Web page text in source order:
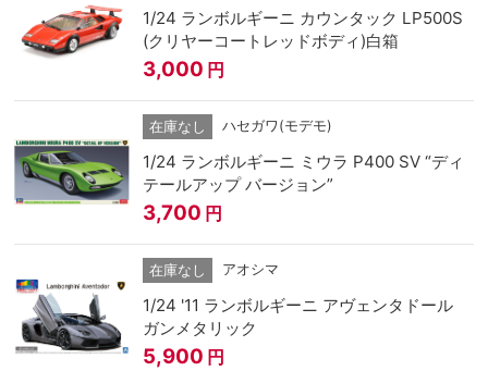
1/24 ランボルギーニ カウンタック LP500S
(クリヤーコートレッドボディ)白箱
3,000 円
在庫なし ハセガワ(モデモ)
1/24 ランボルギーニ ミウラ P400 SV “ディ
テールアップ バージョン”
3,700 円
在庫なし アオシマ
1/24 '11 ランボルギーニ アヴェンタドール
ガンメタリック
5,900 円